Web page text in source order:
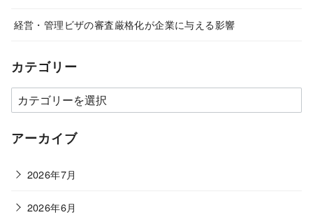
経営・管理ビザの審査厳格化が企業に与える影響
カテゴリー
カ
テ
ゴ
ー
アーカイブ
2026年7月
2026年6月